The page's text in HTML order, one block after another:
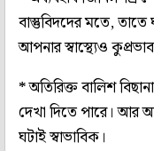
বাস্তুবিদদের মতে,
আপনার স্বাস্থ্যেও
*অতিরিক্ত বালিশ
দেখা দিতে পারে। আর
ঘটাই স্বাভাবিক।